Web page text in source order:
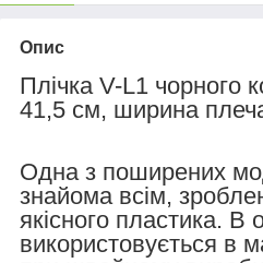
Опис
Плічка V-L1 чорного
41,5 см, ширина
Одна з поширених
знайома всім,
якісного пластика. В
використовується в